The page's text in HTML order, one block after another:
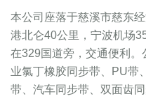
本公司座落于慈溪市慈东
港北仑40公里，宁波机场
在329国道旁，交通便利。
业氯丁橡胶同步带、PU带
带、汽车同步带、双面齿